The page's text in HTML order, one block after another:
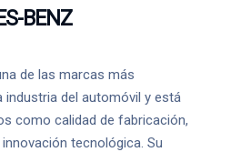
BENZ
de las marcas más
industria del automóvil y está
como calidad de fabricación,
tecnológica. Su